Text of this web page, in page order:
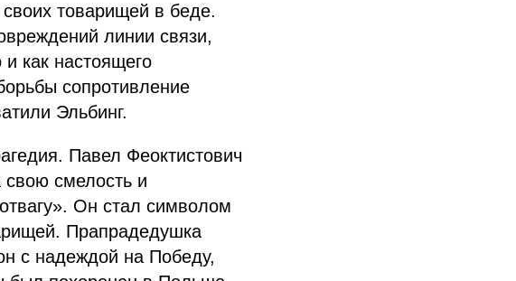
товарищей в беде.
линии связи,
как настоящего
сопротивление
Эльбинг.
Павел Феоктистович
свою смелость и
Он стал символом
Прапрадедушка
с надеждой на Победу,